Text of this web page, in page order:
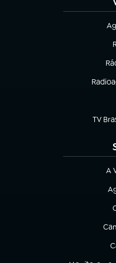
(abre
TV
(abre
A